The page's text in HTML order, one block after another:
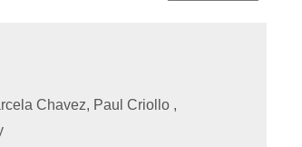
Chavez, Paul Criollo ,